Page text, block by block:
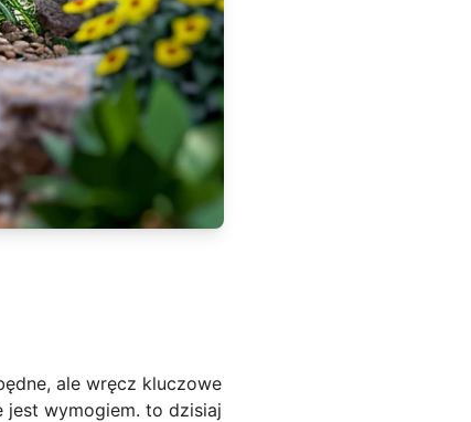
ale wręcz kluczowe
jest wymogiem. to dzisiaj